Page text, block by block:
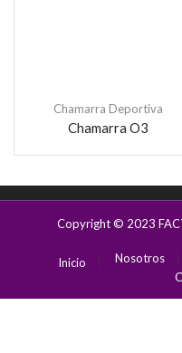
Chamarra Deportiva
Chamarra O3
Copyright © 2023
Inicio Nosotros